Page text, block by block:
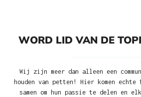
WORD LID VAN DE
Wij zijn meer dan alleen een
houden van petten! Hier komen echte
samen om hun passie te delen en